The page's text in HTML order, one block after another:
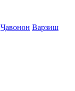
Ҷавонон Варзиш